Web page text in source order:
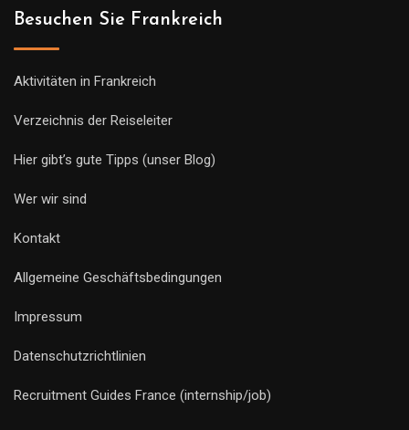
Besuchen Sie Frankreich
Aktivitäten in Frankreich
Verzeichnis der Reiseleiter
Hier gibt’s gute Tipps (unser Blog)
Wer wir sind
Kontakt
Allgemeine Geschäftsbedingungen
Impressum
Datenschutzrichtlinien
Recruitment Guides France (internship/job)